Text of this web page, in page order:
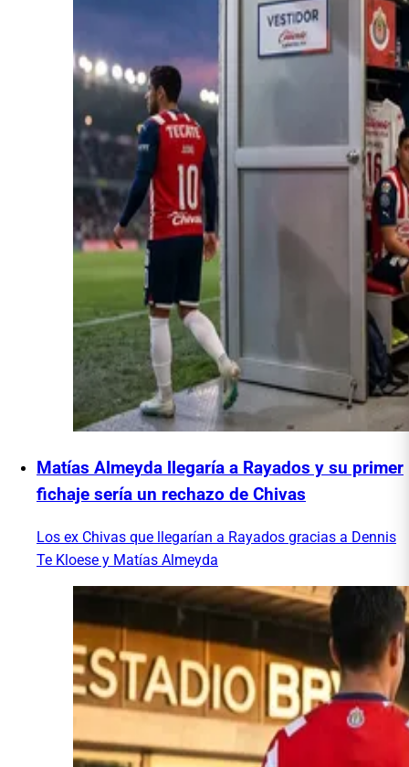
Matías Almeyda llegaría a Rayados y su primer
fichaje sería un rechazo de Chivas
Los ex Chivas que llegarían a Rayados gracias a Dennis
Te Kloese y Matías Almeyda